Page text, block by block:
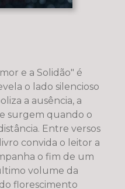
e a Solidão" é
o lado silencioso
a ausência, a
surgem quando o
Entre versos
convida o leitor a
o fim de um
Depois do florescimento